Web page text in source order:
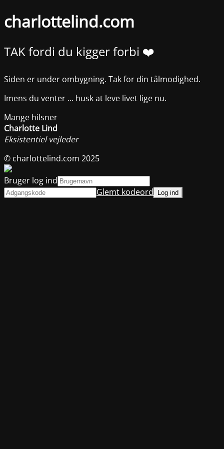
charlottelind.com
TAK fordi du kigger forbi ❤️
Siden er under ombygning. Tak for din tålmodighed.
Imens du venter ... husk at leve livet lige nu.
Mange hilsner
Charlotte Lind
Eksistentiel vejleder
© charlottelind.com 2025
Bruger log ind
Glemt kodeord